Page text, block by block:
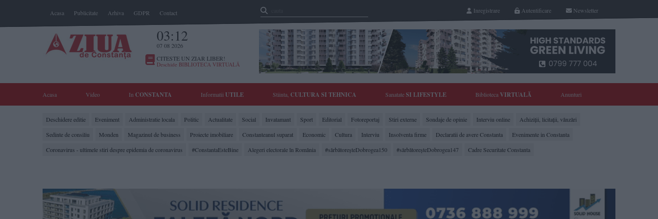
Acasa Publicitate Arhiva GDPR Contact Newsletter
Autentificare
Inregistrare
03:12
07 08 2026
CITESTE UN ZIAR LIBER!
Deschide BIBLIOTECA VIRTUALĂ
Acasa Video In CONSTANTA Informatii UTILE Stiinta, CULTURA SI TEHNICA SanatateSI LIFESTYLE BibliotecaVIRTUALĂ Anunturi
Deschidere editie Eveniment Administratie locala Politic Actualitate Social Invatamant Sport Editorial Fotoreportaj Stiri externe Sondaje de opinie Interviu online
Achiziții, licitații, vânzări
Sedinte de consiliu
Monden Magazinul de business Proiecte imobiliare Constanteanul suparat Economic Cultura Interviu Insolventa firme Declaratii de avere Constanta
Evenimente in Constanta
Coronavirus - ultimele stiri despre epidemia de coronavirus
#ConstantaEsteBine Alegeri electorale în România #sărbătoreşteDobrogea150 #sărbătoreşteDobrogea147 Cadre Securitate Constanta